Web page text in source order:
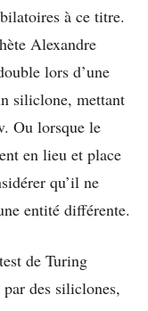
à ce titre.
Alexandre
lors d’une
siliclone, mettant
Ou lorsque le
en lieu et place
qu’il ne
entité différente.
de Turing
des siliclones,